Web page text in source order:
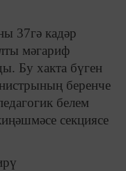
37гә кадәр
мәгариф
Бу хакта бүген
беренче
белем
секциясе